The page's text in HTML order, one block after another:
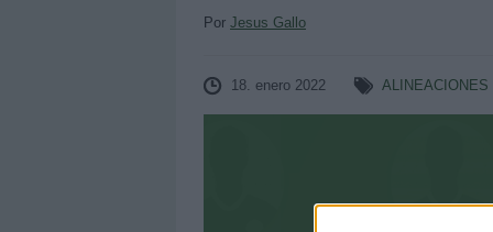
Por Jesus Gallo
18. enero 2022 ALINEACIONES